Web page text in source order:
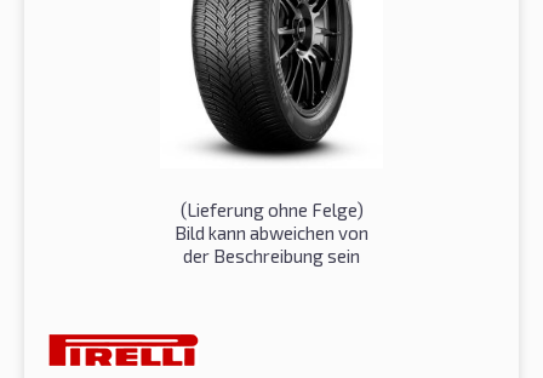
(Lieferung ohne Felge)
Bild kann abweichen von
der Beschreibung sein